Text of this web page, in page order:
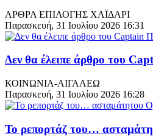
ΑΡΘΡΑ ΕΠΙΛΟΓΗΣ ΧΑΪΔΑΡΙ
Παρασκευή, 31 Ιουλίου 2026 16:31
Δεν θα έλειπε άρθρο του
ΚΟΙΝΩΝΙΑ-ΑΙΓΑΛΕΩ
Παρασκευή, 31 Ιουλίου 2026 16:28
Το ρεπορτάζ του…